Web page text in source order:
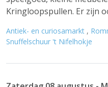
Kringloopspullen. Er zijn
Antiek- en curiosamarkt ,
Snuffelschuur 't Nifelhokje